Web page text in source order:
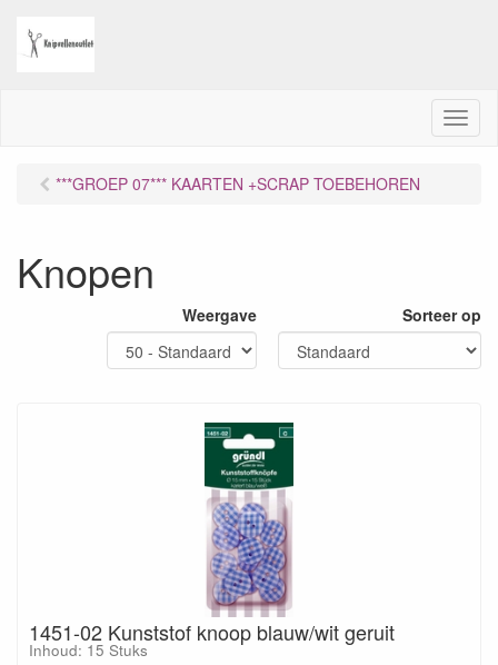
M
e
***GROEP 07*** KAARTEN +SCRAP TOEBEHOREN
Knopen
Weergave Sorteer op
1451-02 Kunststof knoop blauw/wit geruit
Inhoud: 15 Stuks